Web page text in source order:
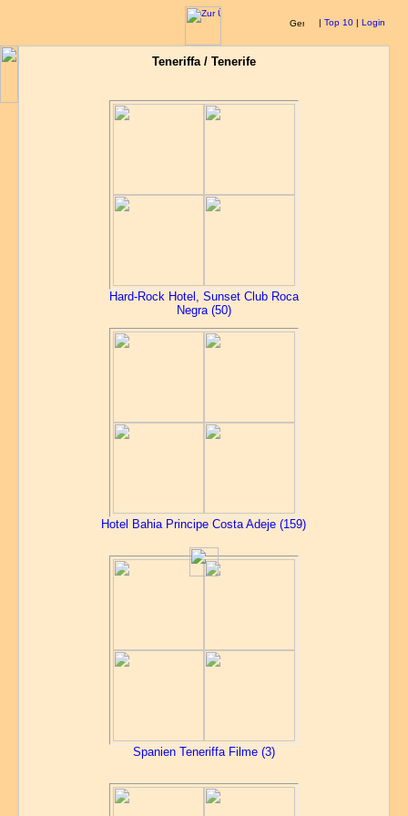
| Top 10 | Login
Teneriffa / Tenerife
Hard-Rock Hotel, Sunset Club Roca
Negra (50)
Hotel Bahia Principe Costa Adeje (159)
Spanien Teneriffa Filme (3)